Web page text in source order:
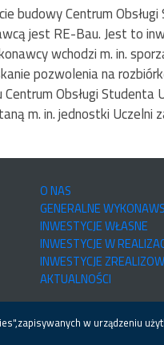
budowy Centrum
jest RE-Bau. Jest to
wchodzi m. in.
pozwolenia na
Obsługi Studenta
m. in. jednostki Uczelni
O NAS
GENERALNE
INWESTYCJE WŁASNE
INWESTYCJE W
INWESTYCJE
AKTUALNOŚCI
w urządzeniu